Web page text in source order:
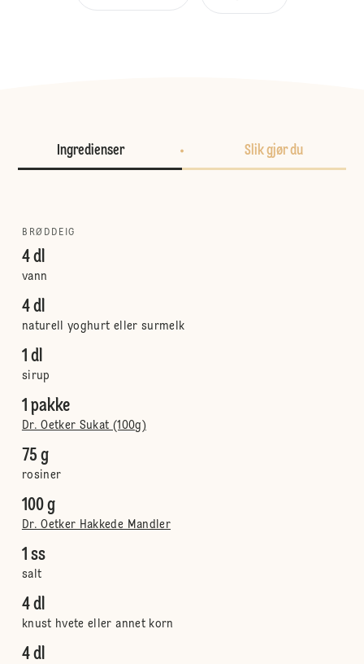
Ingredienser Slik gjør du
BRØDDEIG
4 dl
vann
4 dl
naturell yoghurt eller surmelk
1 dl
sirup
1 pakke
Dr. Oetker Sukat (100g)
75 g
rosiner
100 g
Dr. Oetker Hakkede Mandler
1 ss
salt
4 dl
knust hvete eller annet korn
4 dl